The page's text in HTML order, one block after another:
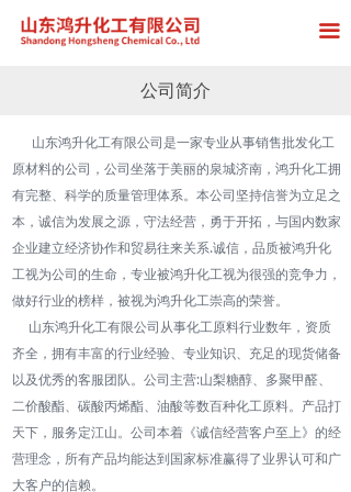
끀
首页
厂房展示
新闻中心
在线留言
联系我们
公司简介
山东鸿升化工有限公司是一家专业从事销售批发化工
原材料的公司，公司坐落于美丽的泉城济南，鸿升化工拥
有完整、科学的质量管理体系。本公司坚持信誉为立足之
本，诚信为发展之源，守法经营，勇于开拓，与国内数家
企业建立经济协作和贸易往来关系.诚信，品质被鸿升化
工视为公司的生命，专业被鸿升化工视为很强的竞争力，
做好行业的榜样，被视为鸿升化工崇高的荣誉。
山东鸿升化工有限公司从事化工原料行业数年，资质
齐全，拥有丰富的行业经验、专业知识、充足的现货储备
以及优秀的客服团队。公司主营:山梨糖醇、多聚甲醛、
二价酸酯、碳酸丙烯酯、油酸等数百种化工原料。产品打
天下，服务定江山。公司本着《诚信经营客户至上》的经
营理念，所有产品均能达到国家标准赢得了业界认可和广
大客户的信赖。